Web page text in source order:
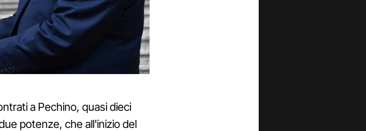
a Pechino, quasi dieci
potenze, che all'inizio del